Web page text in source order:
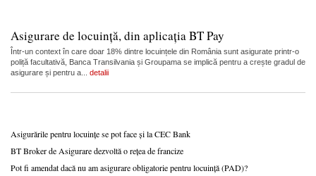
Asigurare de locuință, din aplicația BT Pay
Într-un context în care doar 18% dintre locuințele din România sunt asigurate printr-o
poliță facultativă, Banca Transilvania și Groupama se implică pentru a crește gradul de
asigurare și pentru a... detalii
Asigurările pentru locuințe se pot face și la CEC Bank
BT Broker de Asigurare dezvoltă o rețea de francize
Pot fi amendat dacă nu am asigurare obligatorie pentru locuință (PAD)?